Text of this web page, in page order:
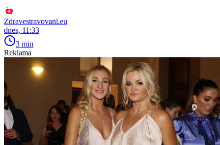
Zdravestravovani.eu
dnes, 11:33
3 min
Reklama